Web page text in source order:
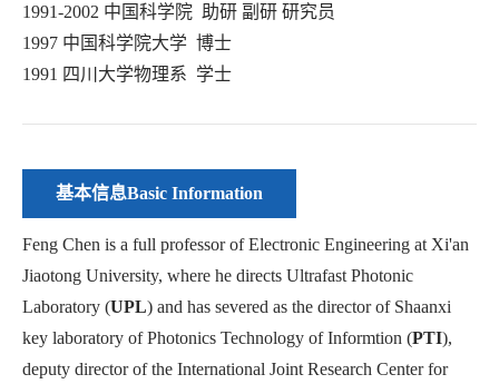
1991-2002 中国科学院 助研 副研 研究员
1997 中国科学院大学 博士
1991 四川大学物理系 学士
基本信息Basic Information
Feng Chen is a full professor of Electronic Engineering at Xi'an
Jiaotong University, where he directs Ultrafast Photonic
Laboratory (UPL) and has severed as the director of Shaanxi
key laboratory of Photonics Technology of Informtion (PTI),
deputy director of the International Joint Research Center for